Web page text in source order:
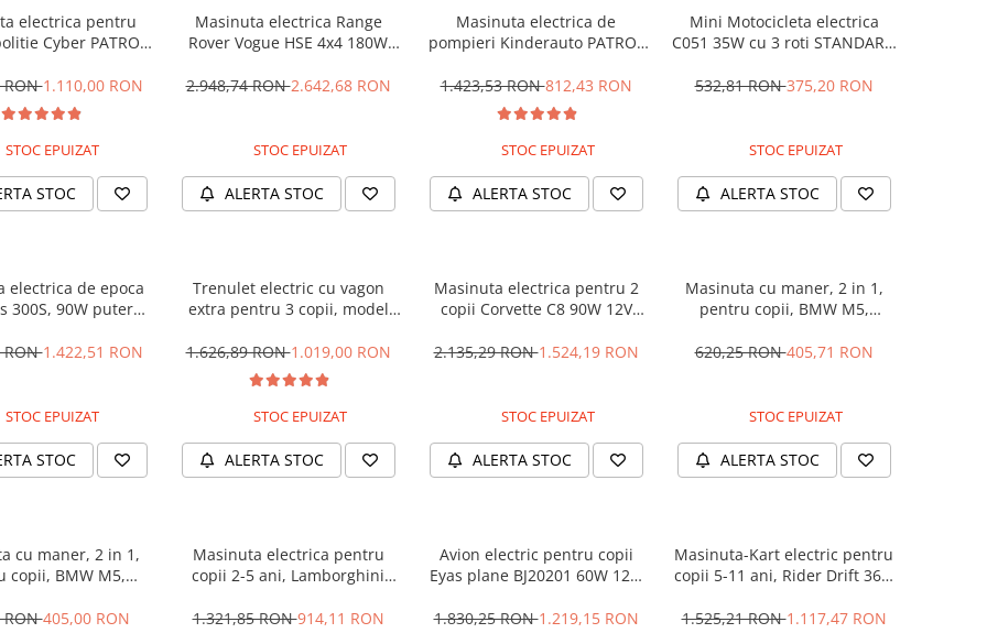
electrica pentru
Cyber PATROL,
Black & White
RON1.110,00 RON
STOC EPUIZAT
STOC
Masinuta electrica Range
Rover Vogue HSE 4x4 180W
2.948,74 RON2.642,68 RON
STOC EPUIZAT
ALERTA STOC
Masinuta electrica de
pompieri Kinderauto PATROL
1.423,53 RON812,43 RON
STOC EPUIZAT
ALERTA STOC
Mini Motocicleta electrica
C051 35W cu 3 roti STANDARD
532,81 RON375,20 RON
STOC EPUIZAT
ALERTA STOC
electrica de epoca
300S, 90W putere,
RON1.422,51 RON
STOC EPUIZAT
STOC
Trenulet electric cu vagon
extra pentru 3 copii, model
music player, albastru
1.626,89 RON1.019,00 RON
STOC EPUIZAT
ALERTA STOC
Masinuta electrica pentru 2
copii Corvette C8 90W 12V
2.135,29 RON1.524,19 RON
STOC EPUIZAT
ALERTA STOC
Masinuta cu maner, 2 in 1,
pentru copii, BMW M5,
620,25 RON405,71 RON
STOC EPUIZAT
ALERTA STOC
cu maner, 2 in 1,
copii, BMW M5,
RON405,00 RON
Masinuta electrica pentru
copii 2-5 ani, Lamborghini
12V, galbena
1.321,85 RON914,11 RON
Avion electric pentru copii
Eyas plane BJ20201 60W 12V,
1.830,25 RON1.219,15 RON
Masinuta-Kart electric pentru
copii 5-11 ani, Rider Drift 360,
1.525,21 RON1.117,47 RON